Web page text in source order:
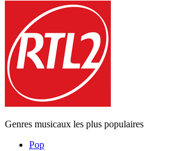
Genres musicaux les plus populaires
Pop